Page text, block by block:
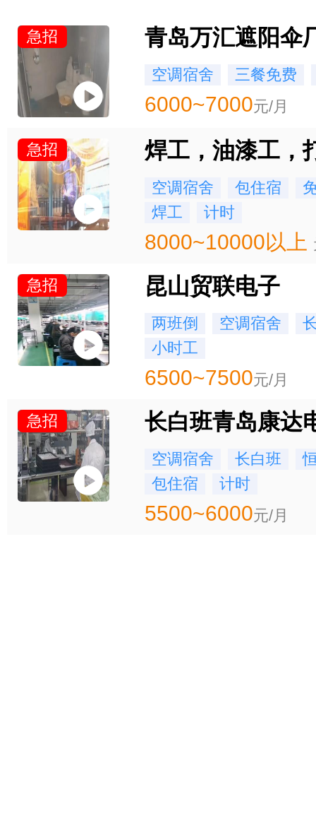
急招 青岛万汇遮阳伞
空调宿舍 三餐免费
6000~7000元/月
急招
空调宿舍 包住宿
焊工
计时
8000~10000以上
急招 昆山贸联电子
两班倒 空调宿舍
小时工
6500~7500元/月
急招 长白班青岛康达
空调宿舍 长白班
包住宿
计时
5500~6000元/月